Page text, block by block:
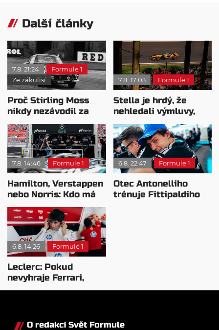
Další články
7.8. 21:24
Formule 1
Ze zákulisí
Proč Stirling Moss
nikdy nezávodil za
Ferrariho
7.8. 17:03 Formule 1
Stella je hrdý, že
nehledali výmluvy,
proč nedokážou
bojovat o titul
7.8. 14:46 Formule 1
Hamilton, Verstappen
nebo Norris: Kdo má
nejvyšší plat?
6.8. 22:47 Formule 1
Otec Antonelliho
trénuje Fittipaldiho
6.8. 14:26 Formule 1
Leclerc: Pokud
nevyhraje Ferrari,
přeji titul
O redakci Svět Formule